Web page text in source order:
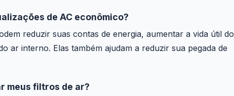
de AC econômico?
reduzir suas contas de energia, aumentar a vida útil do
ar interno. Elas também ajudam a reduzir sua pegada de
meus filtros de ar?